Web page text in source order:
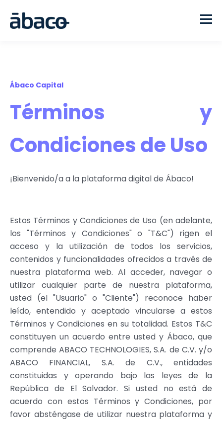
Ábaco Capital
Términos y
Condiciones de Uso
¡Bienvenido/a a la plataforma digital de Ábaco!
Estos Términos y Condiciones de Uso (en adelante,
los "Términos y Condiciones"o "T&C") rigen el
acceso y la utilización de todos los servicios,
contenidos y funcionalidades ofrecidos a través de
nuestra plataforma web. Al acceder, navegar o
utilizar cualquier parte de nuestra plataforma,
usted (el "Usuario" o "Cliente") reconoce haber
leído, entendido y aceptado vincularse a estos
Términos y Condiciones en su totalidad. Estos T&C
constituyen un acuerdo entre usted y Ábaco, que
comprende ABACO TECHNOLOGIES, S.A. de C.V. y/o
ABACO FINANCIAL, S.A. de C.V., entidades
constituidas y operando bajo las leyes de la
República de El Salvador. Si usted no está de
acuerdo con estos Términos y Condiciones, por
favor absténgase de utilizar nuestra plataforma y